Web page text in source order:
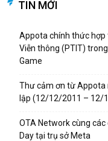
TIN MỚI
Appota chính thức hợp
Viễn thông (PTIT)
Game
Thư cảm ơn từ Appota
lập (12/12/2011 – 12/
OTA Network cùng
Day tại trụ sở Meta